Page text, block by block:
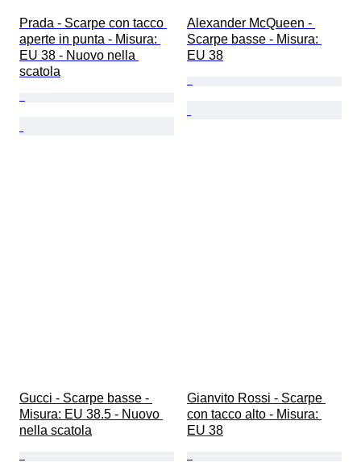
Prada - Scarpe con tacco
aperte in punta - Misura:
EU 38 - Nuovo nella
scatola
Alexander McQueen -
Scarpe basse - Misura:
EU 38
Gucci - Scarpe basse -
Misura: EU 38.5 - Nuovo
nella scatola
Gianvito Rossi - Scarpe
con tacco alto - Misura:
EU 38